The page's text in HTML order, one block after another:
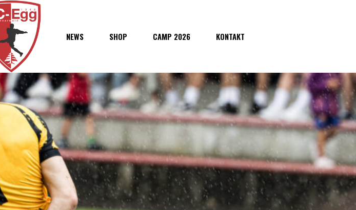
NEWS SHOP CAMP 2026 KONTAKT